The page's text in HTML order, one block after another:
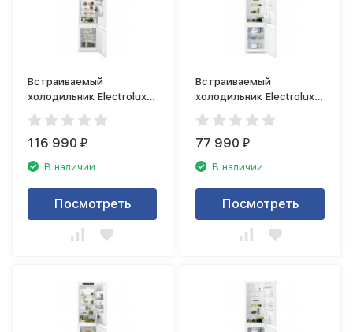
Встраиваемый
холодильник Electrolux
RNS8FF19S
116 990₽
В наличии
Посмотреть
Встраиваемый
холодильник Electrolux
RNT3LF18S
77 990₽
В наличии
Посмотреть